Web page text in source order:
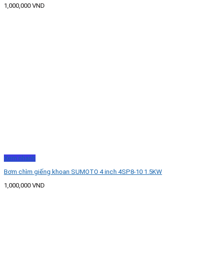
1,000,000 VND
Xem nhanh
Bơm chìm giếng khoan SUMOTO 4 inch 4SP8-10 1.5KW
1,000,000 VND